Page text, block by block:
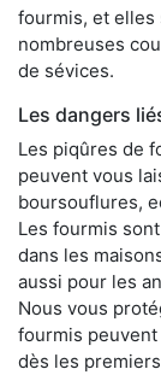
fourmis, et elles
nombreuses
de sévices.
Les dangers
Les piqûres de
peuvent vous
boursouflures,
Les fourmis
dans les
aussi pour les
Nous vous
fourmis
dès les